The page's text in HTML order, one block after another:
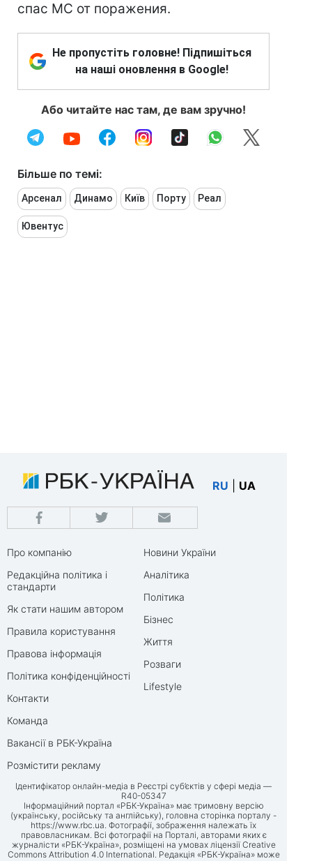
спас МС от поражения.
Не пропустіть головне! Підпишіться
на наші оновлення в Google!
Або читайте нас там, де вам зручно!
Більше по темі:
Арсенал Динамо Київ Порту Реал
Ювентус
RU UA
Про компанію
Редакційна політика і
стандарти
Як стати нашим автором
Правила користування
Правова інформація
Політика конфіденційності
Контакти
Команда
Вакансії в РБК-Україна
Розмістити рекламу
Новини України
Аналітика
Політика
Бізнес
Життя
Розваги
Lifestyle
Ідентифікатор онлайн-медіа в Реєстрі суб’єктів у сфері медіа —
R40-05347
Інформаційний портал «РБК-Україна» має тримовну версію
(українську, російську та англійську), головна сторінка порталу -
https://www.rbc.ua. Фотографії, зображення належать їх
правовласникам. Всі фотографії на Порталі, авторами яких є
журналісти «РБК-Україна», розміщені на умовах ліцензії Creative
Commons Attribution 4.0 International. Редакція «РБК-Україна» може